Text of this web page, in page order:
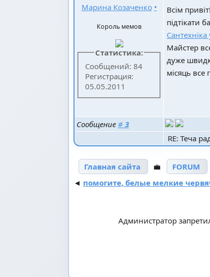
Марина Козаченко •
Король мемов
Статистика:
Сообщений: 84
Регистрация:
05.05.2011
Всім
підтікати
Майстер
дуже
місяць
Сообщение # 3
RE: Теча
Главная сайта 💼 FORUM
◄ помогите, белые мелкие
Администратор